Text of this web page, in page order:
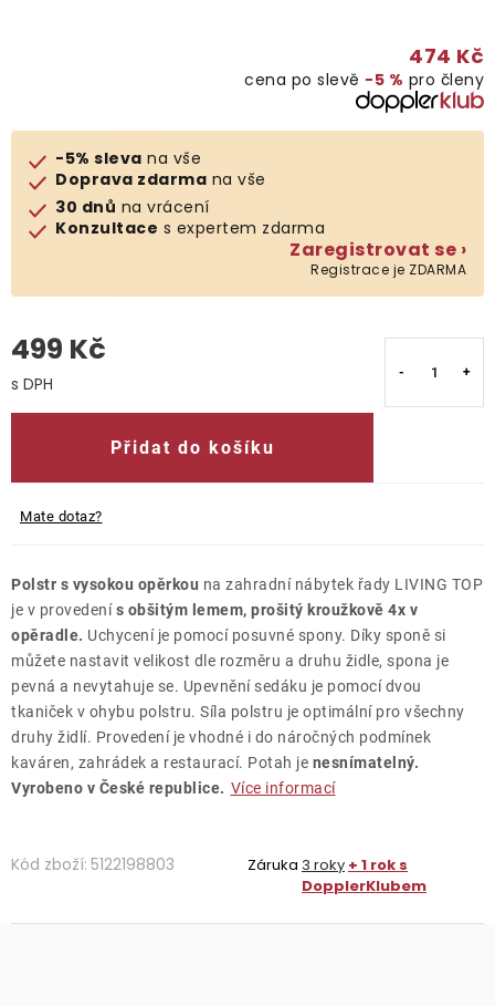
Klub výhod
474 Kč
cena po slevě −5 % pro členy
-5% sleva na vše
Doprava zdarma na vše
30 dnů na vrácení
Konzultace s expertem zdarma
Zaregistrovat se ›
Registrace je ZDARMA
499 Kč
Přidat do košíku
Mate dotaz?
Polstr s vysokou opěrkou na zahradní nábytek řady LIVING TOP
je v provedenís obšitým lemem, prošitý kroužkově 4x v
opěradle. Uchycení je pomocí posuvné spony. Díky sponě si
můžete nastavit velikost dle rozměru a druhu židle, spona je
pevná a nevytahuje se. Upevnění sedáku je pomocí dvou
tkaniček v ohybu polstru. Síla polstru je optimální pro všechny
druhy židlí. Provedení je vhodné i do náročných podmínek
kaváren, zahrádek a restaurací. Potah je nesnímatelný.
Vyrobeno v České republice. Více informací
Kód zboží: 5122198803 Záruka 3 roky + 1 rok s
DopplerKlubem